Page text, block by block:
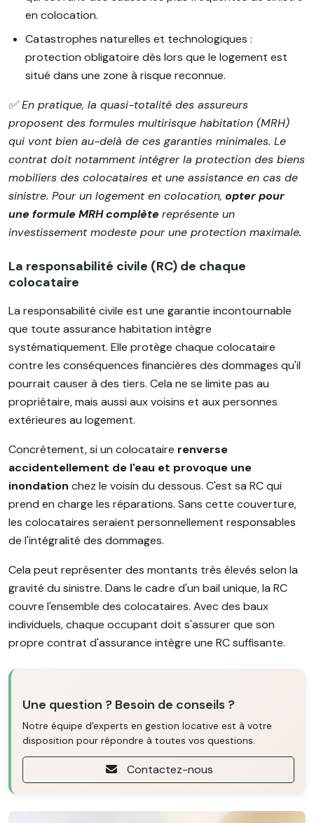
en colocation.
Catastrophes naturelles et technologiques :
protection obligatoire dès lors que le logement est
situé dans une zone à risque reconnue.
✅️ En pratique, la quasi-totalité des assureurs
proposent des formules multirisque habitation (MRH)
qui vont bien au-delà de ces garanties minimales. Le
contrat doit notamment intégrer la protection des biens
mobiliers des colocataires et une assistance en cas de
sinistre. Pour un logement en colocation, opter pour
une formule MRH complète représente un
investissement modeste pour une protection maximale.
La responsabilité civile (RC) de chaque
colocataire
La responsabilité civile est une garantie incontournable
que toute assurance habitation intègre
systématiquement. Elle protège chaque colocataire
contre les conséquences financières des dommages qu'il
pourrait causer à des tiers. Cela ne se limite pas au
propriétaire, mais aussi aux voisins et aux personnes
extérieures au logement.
Concrètement, si un colocataire renverse
accidentellement de l'eau et provoque une
inondation chez le voisin du dessous. C'est sa RC qui
prend en charge les réparations. Sans cette couverture,
les colocataires seraient personnellement responsables
de l'intégralité des dommages.
Cela peut représenter des montants très élevés selon la
gravité du sinistre. Dans le cadre d'un bail unique, la RC
couvre l'ensemble des colocataires. Avec des baux
individuels, chaque occupant doit s'assurer que son
propre contrat d'assurance intègre une RC suffisante.
Une question ? Besoin de conseils ?
Notre équipe d'experts en gestion locative est à votre
disposition pour répondre à toutes vos questions.
Contactez-nous